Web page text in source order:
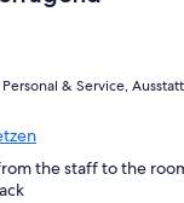
& Service,
the staff to the